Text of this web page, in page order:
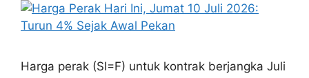
Harga perak (SI=F) untuk kontrak berjangka Juli